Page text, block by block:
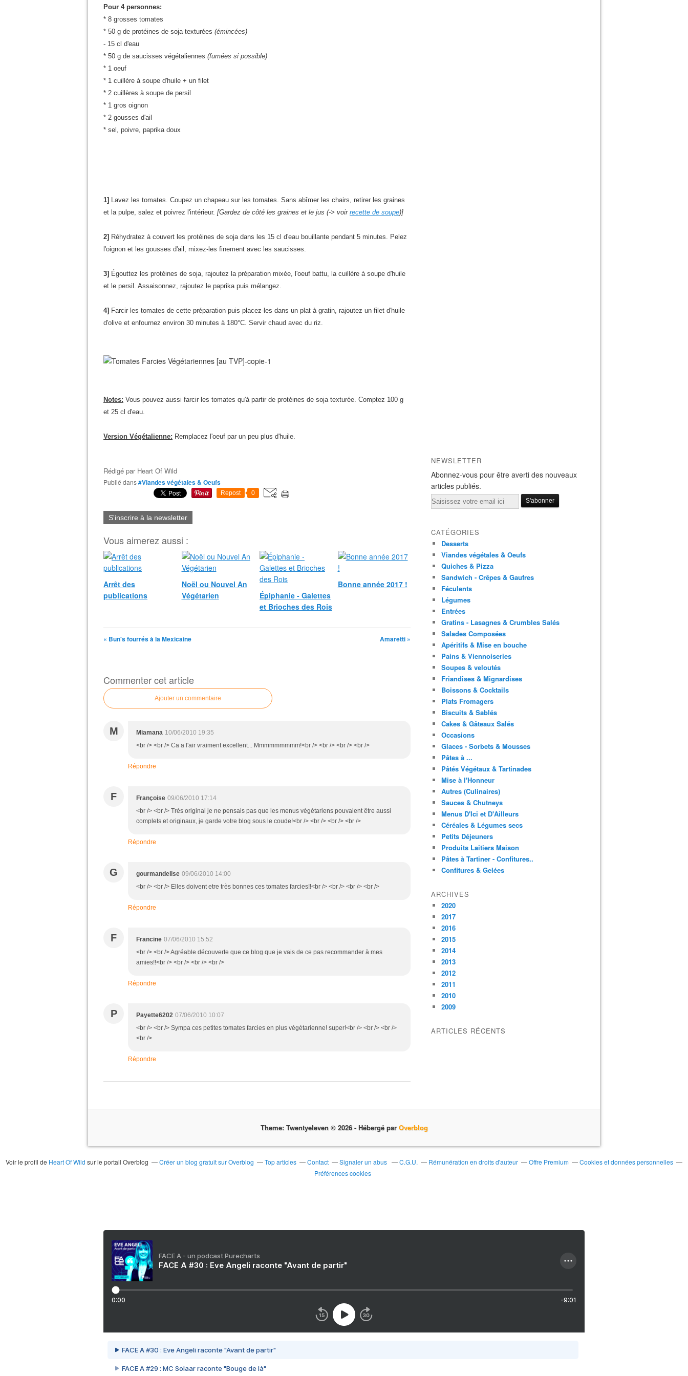
Pour 4 personnes:
* 8 grosses tomates
* 50 g de protéines de soja texturées (émincées)
- 15 cl d'eau
* 50 g de saucisses végétaliennes (fumées si possible)
* 1 oeuf
* 1 cuillère à soupe d'huile + un filet
* 2 cuillères à soupe de persil
* 1 gros oignon
* 2 gousses d'ail
* sel, poivre, paprika doux
1] Lavez les tomates. Coupez un chapeau sur les tomates. Sans abîmer les chairs, retirer les graines
et la pulpe, salez et poivrez l'intérieur. [Gardez de côté les graines et le jus (-> voir recette de soupe)]
2] Réhydratez à couvert les protéines de soja dans les 15 cl d'eau bouillante pendant 5 minutes. Pelez
l'oignon et les gousses d'ail, mixez-les finement avec les saucisses.
3] Égouttez les protéines de soja, rajoutez la préparation mixée, l'oeuf battu, la cuillère à soupe d'huile
et le persil. Assaisonnez, rajoutez le paprika puis mélangez.
4] Farcir les tomates de cette préparation puis placez-les dans un plat à gratin, rajoutez un filet d'huile
d'olive et enfournez environ 30 minutes à 180°C. Servir chaud avec du riz.
Notes: Vous pouvez aussi farcir les tomates qu'à partir de protéines de soja texturée. Comptez 100 g
et 25 cl d'eau.
Version Végétalienne: Remplacez l'oeuf par un peu plus d'huile.
Rédigé par Heart Of Wild
Publié dans#Viandes végétales & Oeufs
Repost 0
S'inscrire à la newsletter
Vous aimerez aussi :
Arrêt des
publications
Noël ou Nouvel An
Végétarien
Épiphanie - Galettes
et Brioches des Rois
Bonne année 2017 !
« Bun's fourrés à la Mexicaine Amaretti »
Commenter cet article
Ajouter un commentaire
M Miamana 10/06/2010 19:35
<br /> <br /> Ca a l'air vraiment excellent... Mmmmmmmmm!<br /> <br /> <br /> <br />
Répondre
F Françoise 09/06/2010 17:14
<br /> <br /> Très original je ne pensais pas que les menus végétariens pouvaient être aussi
complets et originaux, je garde votre blog sous le coude!<br /> <br /> <br /> <br />
Répondre
G gourmandelise 09/06/2010 14:00
<br /> <br /> Elles doivent etre très bonnes ces tomates farcies!!<br /> <br /> <br /> <br />
Répondre
F Francine 07/06/2010 15:52
<br /> <br /> Agréable découverte que ce blog que je vais de ce pas recommander à mes
amies!!<br /> <br /> <br /> <br />
Répondre
P Payette6202 07/06/2010 10:07
<br /> <br /> Sympa ces petites tomates farcies en plus végétarienne! super!<br /> <br /> <br />
<br />
Répondre
NEWSLETTER
Abonnez-vous pour être averti des nouveaux
articles publiés.
Email
CATÉGORIES
Desserts
Viandes végétales & Oeufs
Quiches & Pizza
Sandwich - Crêpes & Gaufres
Féculents
Légumes
Entrées
Gratins - Lasagnes & Crumbles Salés
Salades Composées
Apéritifs & Mise en bouche
Pains & Viennoiseries
Soupes & veloutés
Friandises & Mignardises
Boissons & Cocktails
Plats Fromagers
Biscuits & Sablés
Cakes & Gâteaux Salés
Occasions
Glaces - Sorbets & Mousses
Pâtes à ...
Pâtés Végétaux & Tartinades
Mise à l'Honneur
Autres (Culinaires)
Sauces & Chutneys
Menus D'Ici et D'Ailleurs
Céréales & Légumes secs
Petits Déjeuners
Produits Laitiers Maison
Pâtes à Tartiner - Confitures..
Confitures & Gelées
ARCHIVES
2020
2017
2016
2015
2014
2013
2012
2011
2010
2009
ARTICLES RÉCENTS
Theme: Twentyeleven © 2026 - Hébergé par Overblog
Voir le profil de Heart Of Wild sur le portail Overblog Créer un blog gratuit sur Overblog Top articles Contact Signaler un abus C.G.U. Rémunération en droits d'auteur Offre Premium
Cookies et données personnelles
Préférences cookies
FACE A - un podcast Purecharts
FACE A #30 : Eve Angeli raconte "Avant de partir"
0:00 -9:01
FACE A #30 : Eve Angeli raconte "Avant de partir"
FACE A #29 : MC Solaar raconte "Bouge de là"